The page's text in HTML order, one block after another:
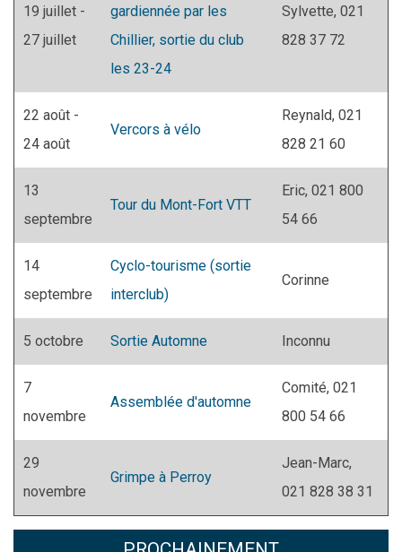
19 juillet -
27 juillet
gardiennée par les
Chillier, sortie du club
les 23-24
Sylvette, 021
828 37 72
22 août -
24 août
Vercors à vélo
Reynald, 021
828 21 60
13
septembre
Tour du Mont-Fort VTT
Eric, 021 800
54 66
14
septembre
Cyclo-tourisme (sortie
interclub)
Corinne
5 octobre Sortie Automne Inconnu
7
novembre
Assemblée d'automne
Comité, 021
800 54 66
29
novembre
Grimpe à Perroy
Jean-Marc,
021 828 38 31